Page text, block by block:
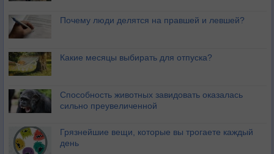
Почему люди делятся на правшей и левшей?
Какие месяцы выбирать для отпуска?
Способность животных завидовать оказалась
сильно преувеличенной
Грязнейшие вещи, которые вы трогаете каждый
день